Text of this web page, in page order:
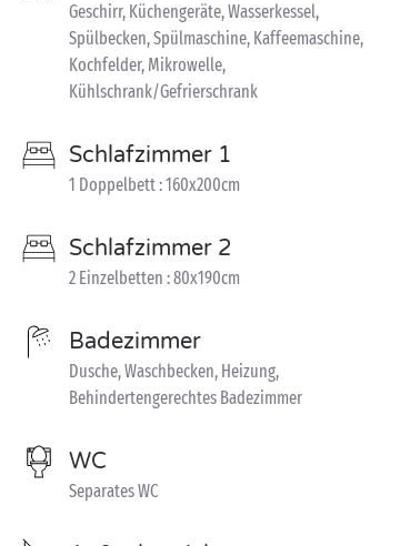
Geschirr, Küchengeräte, Wasserkessel,
Spülbecken, Spülmaschine, Kaffeemaschine,
Kochfelder, Mikrowelle,
Kühlschrank/Gefrierschrank
Schlafzimmer 1
1 Doppelbett : 160x200cm
Schlafzimmer 2
2 Einzelbetten : 80x190cm
Badezimmer
Dusche, Waschbecken, Heizung,
Behindertengerechtes Badezimmer
WC
Separates WC